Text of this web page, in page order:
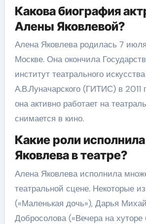
Какова биография
Алены Яковлевой?
Алена Яковлева родилась 7
Москве. Она окончила
институт театрального
А.В.Луначарского (ГИТИС) в 2011
она активно работает на
снимается в кино.
Какие роли
Яковлева в театре?
Алена Яковлева исполнила
театральной сцене. Некоторые
(«Маленькая дочь»), Дарья
Добросолова («Вечера на хуторе